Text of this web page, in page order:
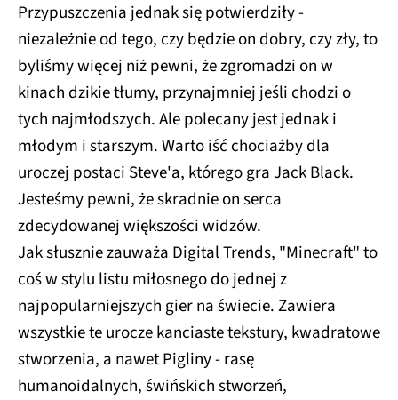
Przypuszczenia jednak się potwierdziły -
niezależnie od tego, czy będzie on dobry, czy zły, to
byliśmy więcej niż pewni, że zgromadzi on w
kinach dzikie tłumy, przynajmniej jeśli chodzi o
tych najmłodszych. Ale polecany jest jednak i
młodym i starszym. Warto iść chociażby dla
uroczej postaci Steve'a, którego gra Jack Black.
Jesteśmy pewni, że skradnie on serca
zdecydowanej większości widzów.
Jak słusznie zauważa Digital Trends, "Minecraft" to
coś w stylu listu miłosnego do jednej z
najpopularniejszych gier na świecie. Zawiera
wszystkie te urocze kanciaste tekstury, kwadratowe
stworzenia, a nawet Pigliny - rasę
humanoidalnych, świńskich stworzeń,